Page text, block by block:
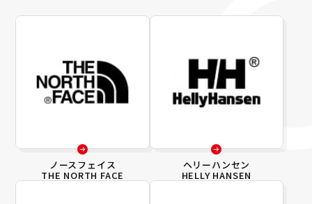
ノースフェイス
THE NORTH FACE
ヘリーハンセン
HELLY HANSEN